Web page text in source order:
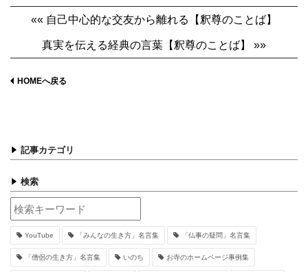
«« 自己中心的な交友から離れる【釈尊のことば】
真実を伝える経典の言葉【釈尊のことば】 »»
HOMEへ戻る
記事カテゴリ
検索
YouTube 「みんなの生き方」名言集 「仏事の疑問」名言集
「僧侶の生き方」名言集 いのち お寺のホームページ事例集